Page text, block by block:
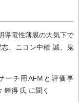
導電性薄膜の大気下で
、ニコン中積 誠、鬼
ーチ用AFMと評価事
得 氏 に聞く